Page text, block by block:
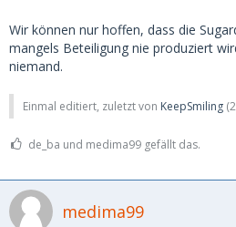
Wir können nur hoffen, dass die
mangels Beteiligung nie produziert
niemand.
Einmal editiert, zuletzt von KeepSmiling (
de_ba und medima99 gefällt das.
medima99